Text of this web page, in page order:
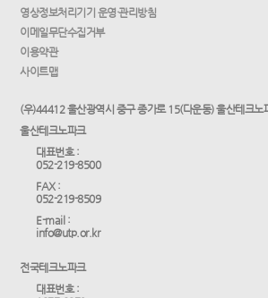
영상정보처리기기 운영·관리방침
이메일무단수집거부
이용약관
사이트맵
(우)44412 울산광역시 중구 종가로 15(다운동) 울산테크노
울산테크노파크
대표번호 :
052-219-8500
FAX :
052-219-8509
E-mail :
info@utp.or.kr
전국테크노파크
대표번호 :